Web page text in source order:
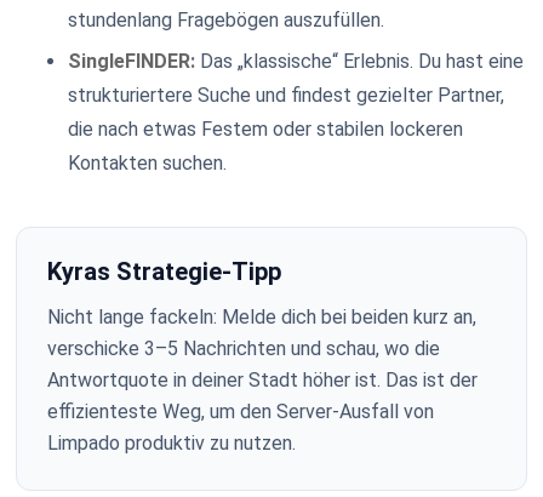
stundenlang Fragebögen auszufüllen.
SingleFINDER: Das „klassische“ Erlebnis. Du hast eine
strukturiertere Suche und findest gezielter Partner,
die nach etwas Festem oder stabilen lockeren
Kontakten suchen.
Kyras Strategie-Tipp
Nicht lange fackeln: Melde dich bei beiden kurz an,
verschicke 3–5 Nachrichten und schau, wo die
Antwortquote in deiner Stadt höher ist. Das ist der
effizienteste Weg, um den Server-Ausfall von
Limpado produktiv zu nutzen.